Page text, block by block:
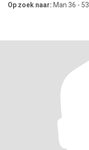
Op zoek naar: Man 36 - 53